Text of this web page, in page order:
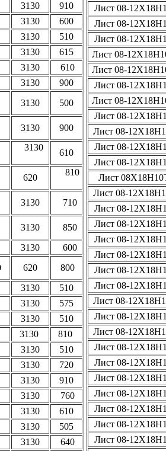
3130
910
3130
600
3130
510
3130
615
3130
610
3130 900
3130 500
3130 900
3130
610
620
810
3130 710
3130
850
3130 600
620
800
3130
510
3130
575
3130
510
3130
810
3130
510
3130
720
3130
910
3130
760
3130
610
3130
505
3130 640
Лист 08-
Лист 08-
Лист 08-
Лист 08-
Лист 08-
Лист 08-
Лист 08-
Лист 08-
Лист 08-
Лист 08-
Лист 08-
Лист
Лист 08-
Лист 08-
Лист 08-
Лист 08-
Лист 08-
Лист 08-
Лист 08-
Лист 08-
Лист 08-
Лист 08-
Лист 08-
Лист 08-
Лист 08-
Лист 08-
Лист 08-
Лист 08-
Лист 08-